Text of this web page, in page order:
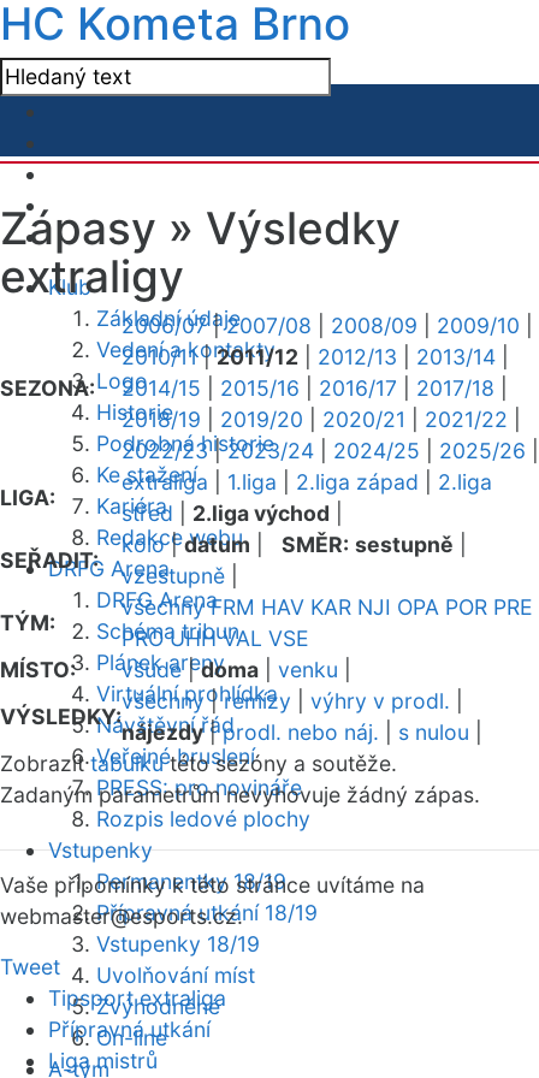
HC Kometa Brno
Klub
Základní údaje
Vedení a kontakty
Logo
Historie
Podrobná historie
Ke stažení
Kariéra
Redakce webu
DRFG Arena
DRFG Arena
Schéma tribun
Plánek areny
Virtuální prohlídka
Návštěvní řád
Veřejné bruslení
PRESS: pro novináře
Rozpis ledové plochy
Vstupenky
Permanentky 18/19
Přípravná utkání 18/19
Vstupenky 18/19
Uvolňování míst
Zvýhodněné
On-line
A-tým
Zápasy » Výsledky
extraligy
SEZONA:
2006/07|2007/08 2008/09 2009/10
2010/11|2011/12 2012/13 2013/14
2014/15
2015/16 2016/17 2017/18
2018/19
2019/20 2020/21 2021/22
2022/23|2023/24 2024/25 2025/26
LIGA:
extraliga 1.liga 2.liga západ
2.liga
střed
2.liga východ
SEŘADIT:
kolo|datum SMĚR: sestupně
vzestupně
TÝM:
všechny FRM HAV KAR NJI OPA POR PRE
PRO UHH VAL VSE
MÍSTO:
všude|doma venku
VÝSLEDKY:
všechny|remízy výhry v prodl.
nájezdy|prodl. nebo náj. s nulou
Zobrazittabulkutéto sezóny a soutěže.
Zadaným parametrům nevyhovuje žádný zápas.
Vaše připomínky k této stránce uvítáme na
webmaster@esports.cz.
Tweet
Tipsport extraliga
Přípravná utkání
Liga mistrů